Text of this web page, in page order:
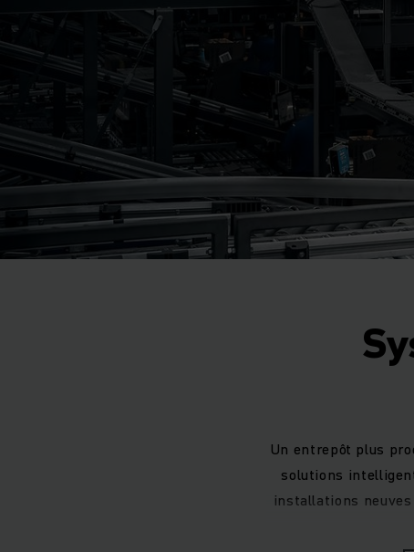
Un entrepôt plus
solutions
installations